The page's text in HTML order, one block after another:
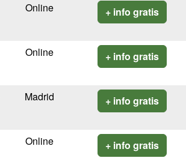
Online + info gratis
Online + info gratis
Madrid + info gratis
Online + info gratis